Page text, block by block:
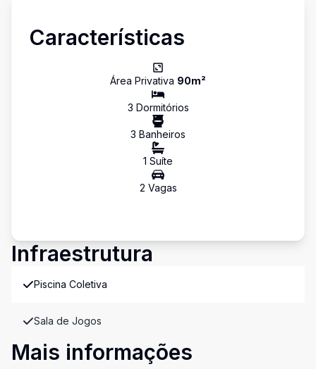
Características
Área Privativa 90m²
3 Dormitórios
3 Banheiros
1 Suíte
2 Vagas
Infraestrutura
Piscina Coletiva
Sala de Jogos
Mais informações